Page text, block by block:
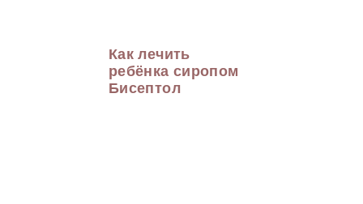
Как лечить
ребёнка сиропом
Бисептол